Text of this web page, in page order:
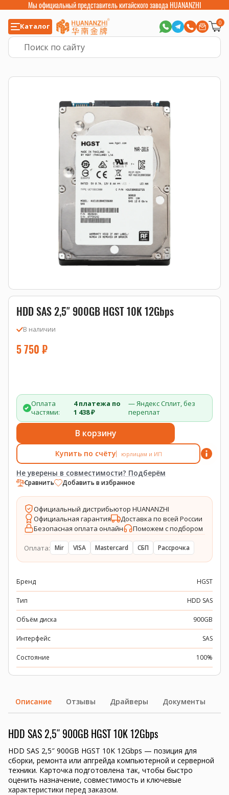
Мы официальный представитель китайского завода HUANANZHI
Каталог 0
HDD SAS 2,5″ 900GB HGST 10K 12Gbps
В наличии
5 750 ₽
Оплата
частями:
4 платежа по
1 438 ₽
— Яндекс Сплит, без
переплат
В корзину
Купить по счёту юрлицам и ИП
Не уверены в совместимости? Подберём
Сравнить Добавить в избранное
Официальный дистрибьютор HUANANZHI
Официальная гарантия
Доставка по всей России
Безопасная оплата онлайн
Поможем с подбором
Оплата: Mir VISA Mastercard СБП Рассрочка
Бренд HGST
Тип HDD SAS
Объём диска 900GB
Интерфейс SAS
Состояние 100%
Описание Отзывы Драйверы Документы
HDD SAS 2,5″ 900GB HGST 10K 12Gbps
HDD SAS 2,5″ 900GB HGST 10K 12Gbps — позиция для
сборки, ремонта или апгрейда компьютерной и серверной
техники. Карточка подготовлена так, чтобы быстро
оценить назначение, совместимость и ключевые
характеристики перед заказом.